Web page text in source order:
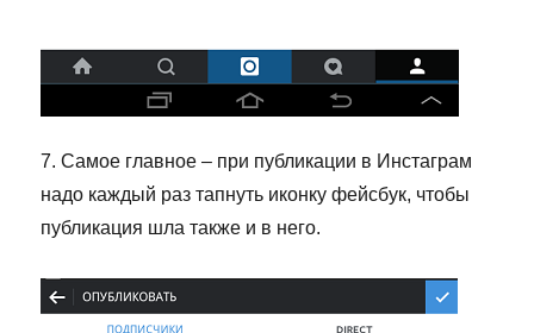
7. Самое главное – при публикации в Инстаграм
надо каждый раз тапнуть иконку фейсбук, чтобы
публикация шла также и в него.